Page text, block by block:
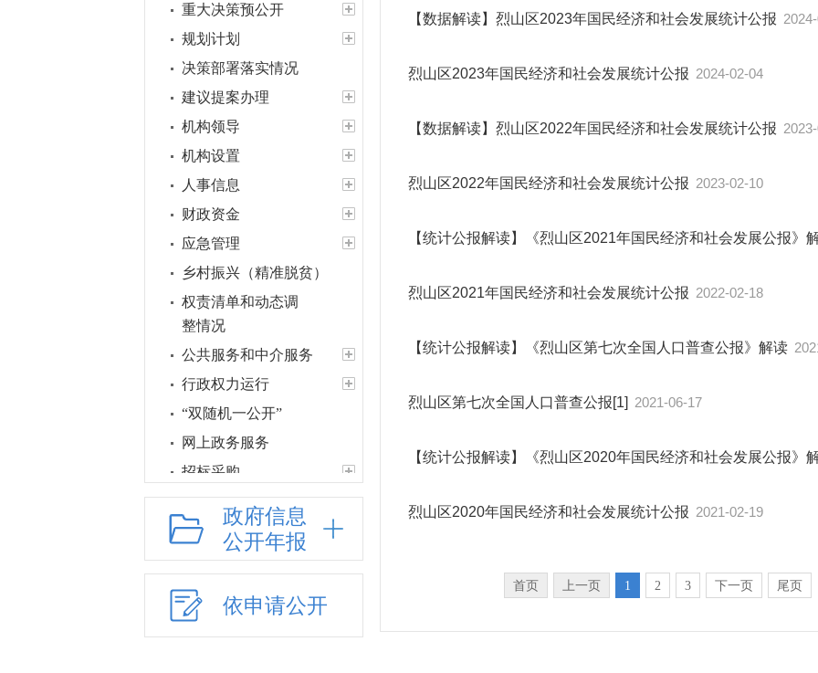
重大决策预公开
规划计划
决策部署落实情况
建议提案办理
机构领导
机构设置
人事信息
财政资金
应急管理
乡村振兴（精准脱贫）
权责清单和动态调
整情况
公共服务和中介服务
行政权力运行
“双随机一公开”
网上政务服务
招标采购
新闻发布
上级政策解读
本级政策解读
回应关切
监督保障
政府信息
公开年报
依申请公开
【数据解读】烈山区2023年国民经济和社会发展统计公报
烈山区2023年国民经济和社会发展统计公报 2024-02-04
【数据解读】烈山区2022年国民经济和社会发展统计公报
烈山区2022年国民经济和社会发展统计公报 2023-02-10
【统计公报解读】《烈山区2021年国民经济和社会发展公报》
烈山区2021年国民经济和社会发展统计公报 2022-02-18
【统计公报解读】《烈山区第七次全国人口普查公报》解读
烈山区第七次全国人口普查公报[1] 2021-06-17
【统计公报解读】《烈山区2020年国民经济和社会发展公报》
烈山区2020年国民经济和社会发展统计公报 2021-02-19
首页 上一页 1 2 3 下一页 尾页